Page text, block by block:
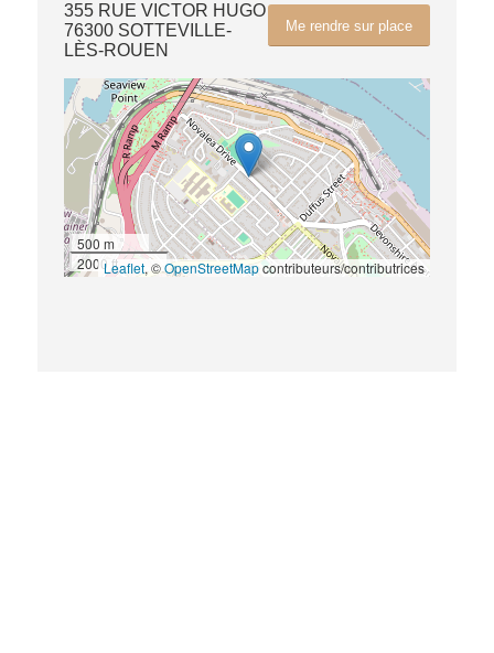
Me rendre sur place
355 RUE VICTOR HUGO
76300 SOTTEVILLE-
LÈS-ROUEN
500 m
2000 ftLeaflet, ©OpenStreetMapcontributeurs/contributrices